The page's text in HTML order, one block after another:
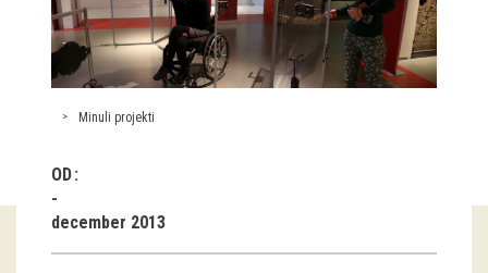
Stalne razstave
Občasne razstave
Virtualni sprehodi
Razstavni projekti
Minuli projekti
OD
december 2013